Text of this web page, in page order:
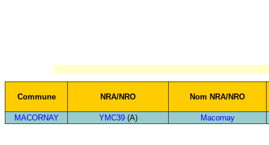
Commune NRA/NRO Nom NRA/NRO
MACORNAY YMC39(A) Macornay